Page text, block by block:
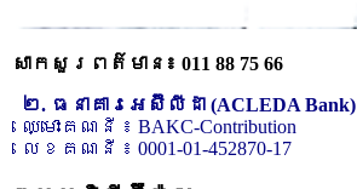
សាកសួរពត៌មាន៖ 011 88 75 66
២. ធនាគារអេស៊ីលីដា (ACLEDA Bank)
ឈ្មោះគណនី ៖ BAKC-Contribution
លេខគណនី ៖ 0001-01-452870-17